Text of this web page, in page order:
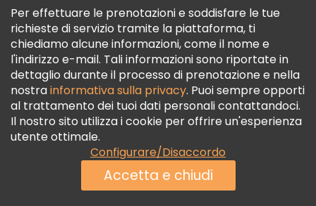
Informativa Sui Cookie
Freetour Premi
Programma Di Fidelizzazione
Per effettuare le prenotazioni e soddisfare le tue
richieste di servizio tramite la piattaforma, ti
chiediamo alcune informazioni, come il nome e
l'indirizzo e-mail. Tali informazioni sono riportate in
dettaglio durante il processo di prenotazione e nella
nostrainformativa sulla privacy. Puoi sempre opporti
al trattamento dei tuoi dati personali contattandoci.
Il nostro sito utilizza i cookie per offrire un'esperienza
utente ottimale.
Configurare/Disaccordo
Accetta e chiudi